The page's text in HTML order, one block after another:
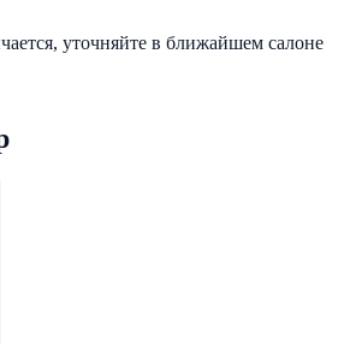
уточняйте в ближайшем салоне